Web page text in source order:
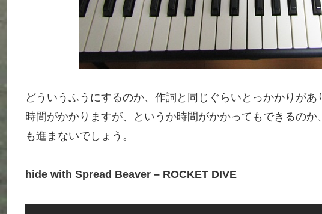
どういうふうにするのか、作詞と同じぐらいとっかかりがあ
時間がかかりますが、というか時間がかかってもできるの
も進まないでしょう。
hide with Spread Beaver – ROCKET DIVE